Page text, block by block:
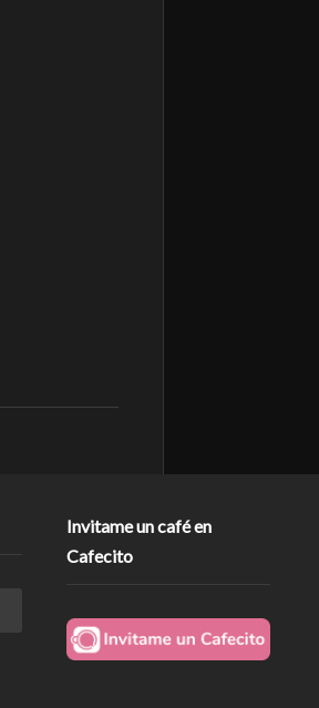
Invitame un café en
Cafecito